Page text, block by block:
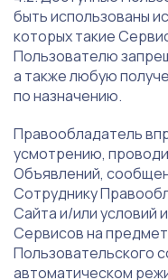
быть использованы
которых такие
Пользователю
а также любую
по назначению.
Правообладатель
усмотрению,
Объявлений,
Сотруднику
Сайта и/или условий
Сервисов на
Пользовательского
автоматическом